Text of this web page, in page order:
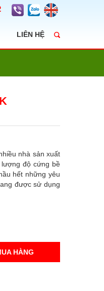
LIÊN HỆ
nhà sản xuất
độ cứng bề
hết những yêu
được sử dụng
HÀNG